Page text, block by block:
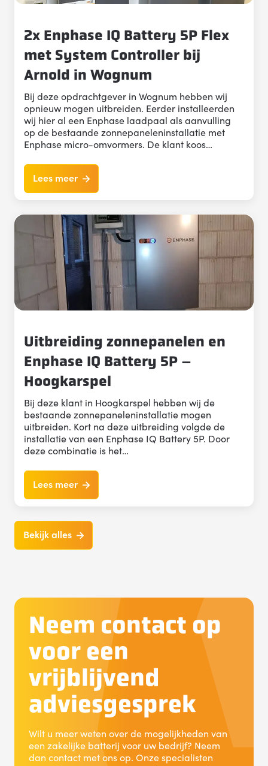
2x Enphase IQ Battery 5P Flex
met System Controller bij
Arnold in Wognum
Bij deze opdrachtgever in Wognum hebben wij
opnieuw mogen uitbreiden. Eerder installeerden
wij hier al een Enphase laadpaal als aanvulling
op de bestaande zonnepaneleninstallatie met
Enphase micro-omvormers. De klant koos…
Lees meer
Uitbreiding zonnepanelen en
Enphase IQ Battery 5P –
Hoogkarspel
Bij deze klant in Hoogkarspel hebben wij de
bestaande zonnepaneleninstallatie mogen
uitbreiden. Kort na deze uitbreiding volgde de
installatie van een Enphase IQ Battery 5P. Door
deze combinatie is het…
Lees meer
Bekijk alles
Neem contact op
voor een
vrijblijvend
adviesgesprek
Wilt u meer weten over de mogelijkheden van
een zakelijke batterij voor uw bedrijf? Neem
dan contact met ons op. Onze specialisten